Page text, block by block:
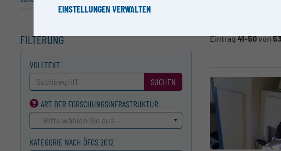
FILTERUNG
VOLLTEXT
SUCHEN
ART DER FORSCHUNGS­INFRASTRUKTUR
-- Bitte wählen Sie aus --
KATEGORIE NACH ÖFOS 2012
Eintrag41-50von
EINSTELLUNGEN VERWALTEN